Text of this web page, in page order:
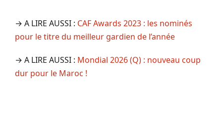
→ A LIRE AUSSI : CAF Awards 2023 : les nominés
pour le titre du meilleur gardien de l’année
→ A LIRE AUSSI : Mondial 2026 (Q) : nouveau coup
dur pour le Maroc !